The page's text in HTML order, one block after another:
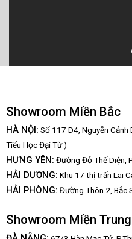
Showroom Miền Bắc
HÀ NỘI: Số 117 D4, Nguyễn Cảnh
Tiểu Học Đại Từ )
HƯNG YÊN: Đường Đỗ Thế Diện,
HẢI DƯƠNG: Khu 17 thị trấn Lai
HẢI PHÒNG: Đường Thôn 2, Bắc
Showroom Miền Trung